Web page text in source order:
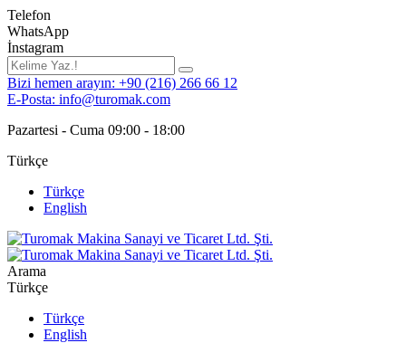
Telefon
WhatsApp
İnstagram
Bizi hemen arayın: +90 (216) 266 66 12
E-Posta: info@turomak.com
Pazartesi - Cuma 09:00 - 18:00
Türkçe
Türkçe
English
Arama
Türkçe
Türkçe
English